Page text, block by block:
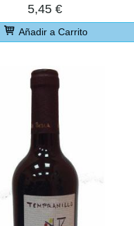
5,45 €
Añadir a Carrito